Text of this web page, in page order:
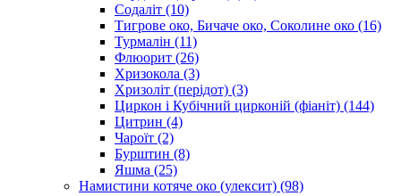
Содаліт (10)
Тигрове око, Бичаче око, Соколине око (16)
Турмалін (11)
Флюорит (26)
Хризокола (3)
Хризоліт (перідот) (3)
Циркон і Кубічний цирконій (фіаніт) (144)
Цитрин (4)
Чароїт (2)
Бурштин (8)
Яшма (25)
Намистини котяче око (улексит) (98)